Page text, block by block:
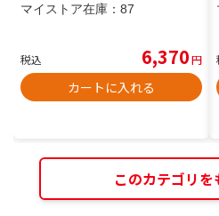
マイストア在庫： 87
税込 6,370円
カートに入れる
このカテゴリを